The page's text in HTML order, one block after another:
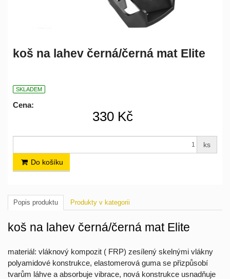
koš na lahev černá/černá mat Elite
SKLADEM
Cena:
330 Kč
ks
Do košíku
Popis produktu Produkty v kategorii
koš na lahev černá/černá mat Elite
materiál: vláknový kompozit ( FRP) zesílený skelnými vlákny
polyamidové konstrukce, elastomerová guma se přizpůsobí
tvarům láhve a absorbuje vibrace, nová konstrukce usnadňuje